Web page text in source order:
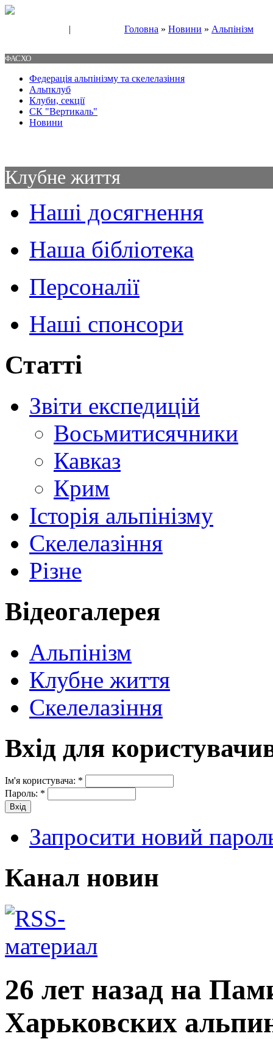
| Головна » Новини » Альпінізм
ФАСХО
Федерація альпінізму та скелелазіння
Альпклуб
Клуби, секції
СК "Вертикаль"
Новини
Клубне життя
Наші досягнення
Наша бібліотека
Персоналії
Наші спонсори
Статті
Звіти експедицій
Восьмитисячники
Кавказ
Крим
Історія альпінізму
Скелелазіння
Різне
Відеогалерея
Альпінізм
Клубне життя
Скелелазіння
Вхід для
Ім'я користувача: *
Пароль: *
Запросити новий
Канал новин
26 лет назад на
Харьковских